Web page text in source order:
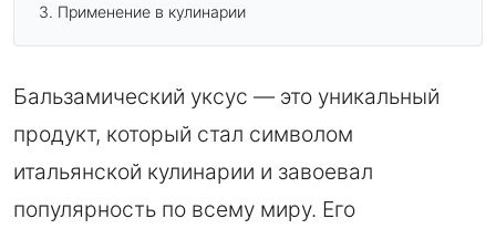
Применение в кулинарии
Бальзамический уксус — это уникальный
продукт, который стал символом
итальянской кулинарии и завоевал
популярность по всему миру. Его